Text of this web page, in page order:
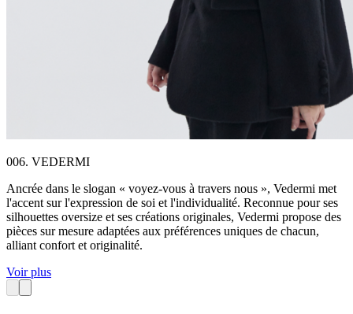
006. VEDERMI
Ancrée dans le slogan « voyez-vous à travers nous », Vedermi met
l'accent sur l'expression de soi et l'individualité. Reconnue pour ses
silhouettes oversize et ses créations originales, Vedermi propose des
pièces sur mesure adaptées aux préférences uniques de chacun,
alliant confort et originalité.
Voir plus